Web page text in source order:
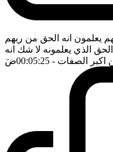
يعلمون انه الحق من ربهم
الذي يعلمونه لا شك انه
اكبر الصفات - 00:05:25 ضَ